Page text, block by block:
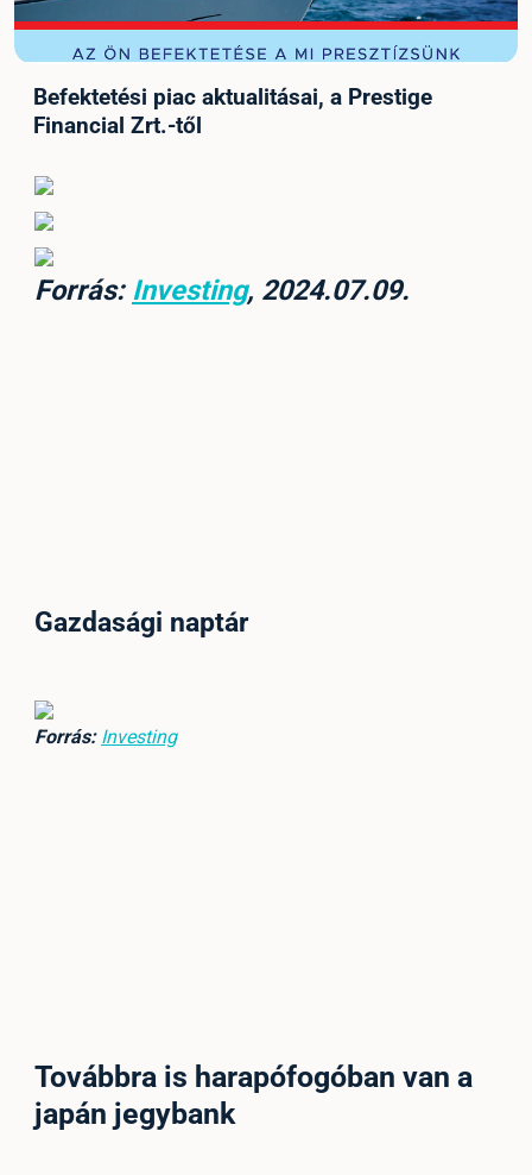
Befektetési piac aktualitásai, a Prestige
Financial Zrt.-től
Forrás: Investing, 2024.07.09.
Gazdasági naptár
Forrás: Investing
Továbbra is harapófogóban van a
japán jegybank